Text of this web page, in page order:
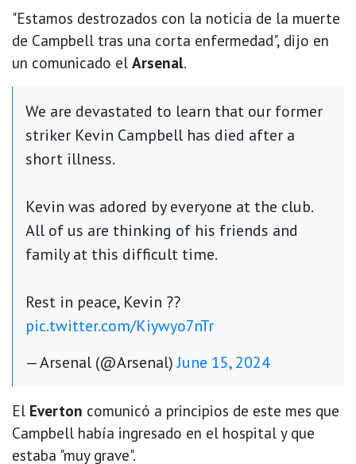
"Estamos destrozados con la noticia de la muerte
de Campbell tras una corta enfermedad", dijo en
un comunicado el Arsenal.
We are devastated to learn that our former
striker Kevin Campbell has died after a
short illness.
Kevin was adored by everyone at the club.
All of us are thinking of his friends and
family at this difficult time.
Rest in peace, Kevin ??
pic.twitter.com/Kiywyo7nTr
— Arsenal (@Arsenal)June 15, 2024
El Everton comunicó a principios de este mes que
Campbell había ingresado en el hospital y que
estaba "muy grave".